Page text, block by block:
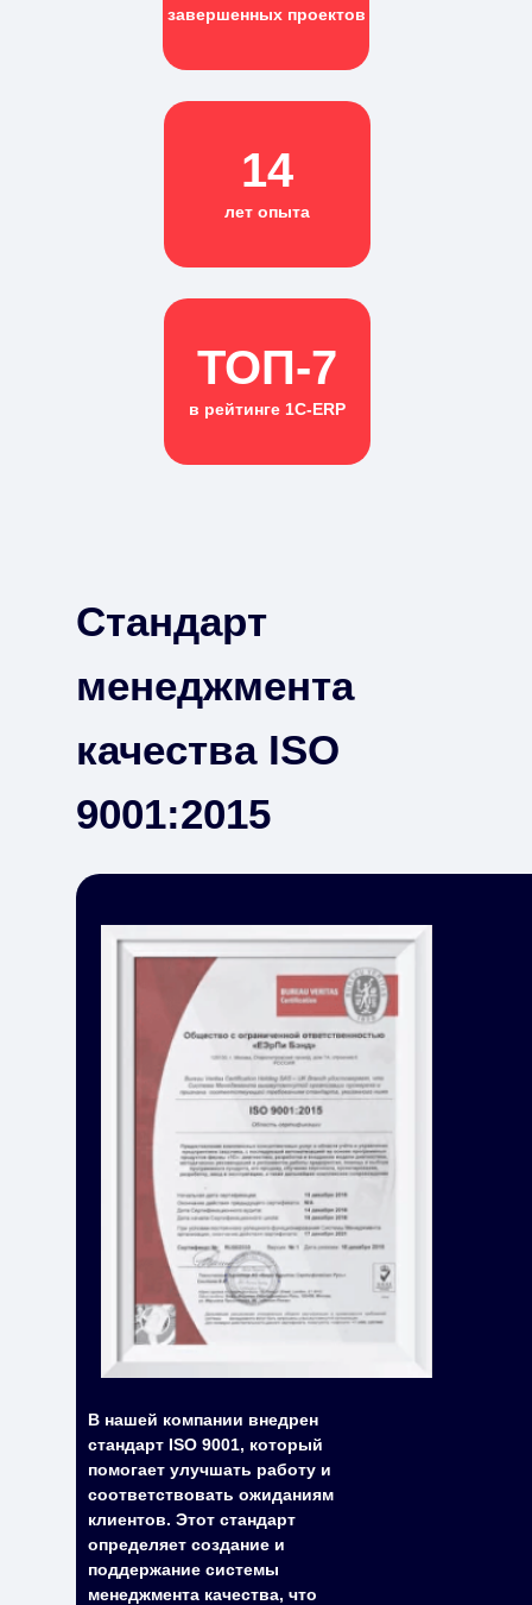
завершенных проектов
ТОП-7
в рейтинге 1С-ERP
лет опыта
14
В нашей компании внедрен
стандарт ISO 9001, который
помогает улучшать работу и
соответствовать ожиданиям
клиентов. Этот стандарт
определяет создание и
поддержание системы
менеджмента качества, что
Стандарт
менеджмента
качества ISO
9001:2015